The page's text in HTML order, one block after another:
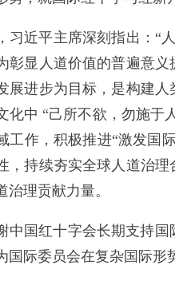
习近平主席深刻指出：“
彰显人道价值的普遍意
展进步为目标，是构建
化中 “己所不欲，勿施于
工作，积极推进“激发国
，持续夯实全球人道治
治理贡献力量。
中国红十字会长期支持
国际委员会在复杂国际形